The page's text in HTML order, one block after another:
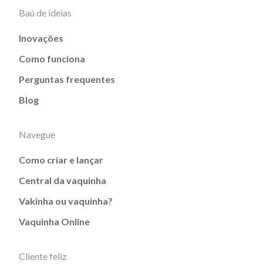
Baú de ideias
Inovações
Como funciona
Perguntas frequentes
Blog
Navegue
Como criar e lançar
Central da vaquinha
Vakinha ou vaquinha?
Vaquinha Online
Cliente feliz